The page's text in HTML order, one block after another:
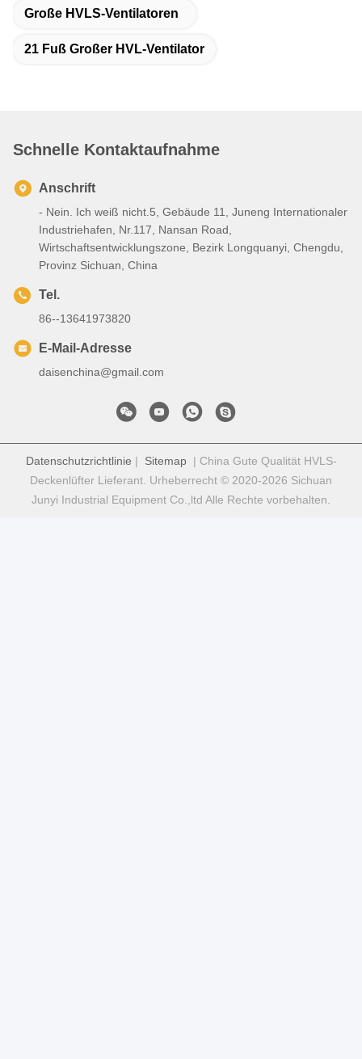
Große HVLS-Ventilatoren
21 Fuß Großer HVL-Ventilator
Schnelle Kontaktaufnahme
Anschrift
- Nein. Ich weiß nicht.5, Gebäude 11, Juneng Internationaler
Industriehafen, Nr.117, Nansan Road,
Wirtschaftsentwicklungszone, Bezirk Longquanyi, Chengdu,
Provinz Sichuan, China
Tel.
86--13641973820
E-Mail-Adresse
daisenchina@gmail.com
Datenschutzrichtlinie | Sitemap| China Gute Qualität HVLS-
Deckenlüfter Lieferant. Urheberrecht © 2020-2026 Sichuan
Junyi Industrial Equipment Co.,ltd Alle Rechte vorbehalten.